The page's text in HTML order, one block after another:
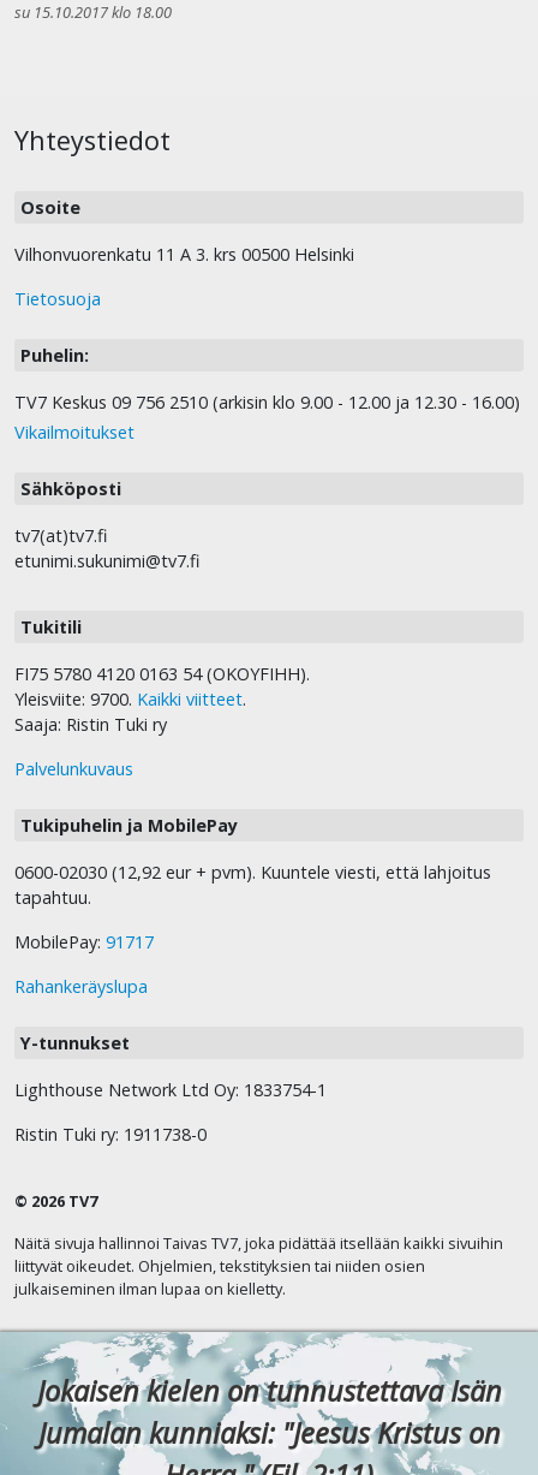
su 15.10.2017 klo 18.00
Yhteystiedot
Osoite
Vilhonvuorenkatu 11 A 3. krs 00500 Helsinki
Tietosuoja
Puhelin:
TV7 Keskus 09 756 2510 (arkisin klo 9.00 - 12.00 ja 12.30 - 16.00)
Vikailmoitukset
Sähköposti
tv7(at)tv7.fi
etunimi.sukunimi@tv7.fi
Tukitili
FI75 5780 4120 0163 54 (OKOYFIHH).
Yleisviite: 9700. Kaikki viitteet.
Saaja: Ristin Tuki ry
Palvelunkuvaus
Tukipuhelin ja MobilePay
0600-02030 (12,92 eur + pvm). Kuuntele viesti, että lahjoitus
tapahtuu.
MobilePay: 91717
Rahankeräyslupa
Y-tunnukset
Lighthouse Network Ltd Oy: 1833754-1
Ristin Tuki ry: 1911738-0
© 2026 TV7
Näitä sivuja hallinnoi Taivas TV7, joka pidättää itsellään kaikki sivuihin
liittyvät oikeudet. Ohjelmien, tekstityksien tai niiden osien
julkaiseminen ilman lupaa on kielletty.
Jokaisen kielen on tunnustettava Isän
Jumalan kunniaksi: "Jeesus Kristus on